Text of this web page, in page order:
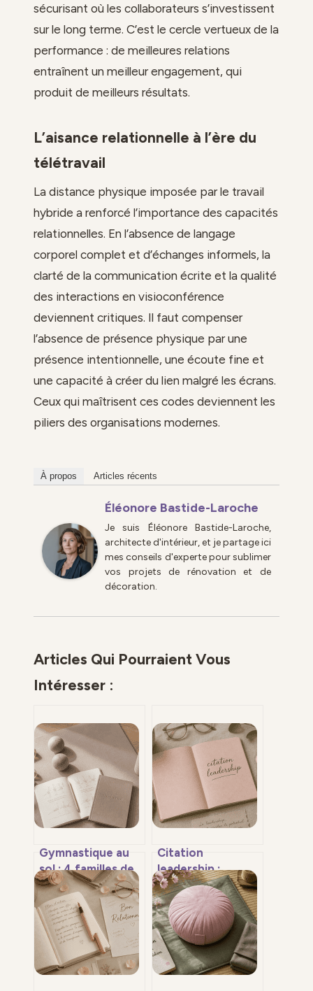
sécurisant où les collaborateurs s’investissent
sur le long terme. C’est le cercle vertueux de la
performance : de meilleures relations
entraînent un meilleur engagement, qui
produit de meilleurs résultats.
L’aisance relationnelle à l’ère du
télétravail
La distance physique imposée par le travail
hybride a renforcé l’importance des capacités
relationnelles. En l’absence de langage
corporel complet et d’échanges informels, la
clarté de la communication écrite et la qualité
des interactions en visioconférence
deviennent critiques. Il faut compenser
l’absence de présence physique par une
présence intentionnelle, une écoute fine et
une capacité à créer du lien malgré les écrans.
Ceux qui maîtrisent ces codes deviennent les
piliers des organisations modernes.
À propos Articles récents
Éléonore Bastide-Laroche
Je suis Éléonore Bastide-Laroche,
architecte d'intérieur, et je partage ici
mes conseils d'experte pour sublimer
vos projets de rénovation et de
décoration.
Articles Qui Pourraient Vous
Intéresser :
Gymnastique au
sol : 4 familles de
figures pour
structurer votre
progression
Citation
leadership :
trouver les mots
justes pour
fédérer sans
imposer